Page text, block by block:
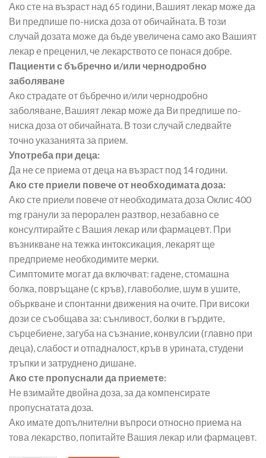
Ако сте на възраст над 65 години, Вашият лекар може да
Ви предпише по-ниска доза от обичайната. В този
случай дозата може да бъде увеличена само ако Вашият
лекар е преценил, че лекарството се понася добре.
Пациенти с бъбречно и/или чернодробно
заболяване
Ако страдате от бъбречно и/или чернодробно
заболяване, Вашият лекар може да Ви предпише по-
ниска доза от обичайната. В този случай следвайте
точно указанията за прием.
Употреба при деца:
Да не се приема от деца на възраст под 14 години.
Ако сте приели повече от необходимата доза:
Ако сте приели повече от необходимата доза Оклис 400
mg гранули за перорален разтвор, незабавно се
консултирайте с Вашия лекар или фармацевт. При
възникване на тежка интоксикация, лекарят ще
предприеме необходимите мерки.
Симптомите могат да включват: гадене, стомашна
болка, повръщане (с кръв), главоболие, шум в ушите,
объркване и спонтанни движения на очите. При високи
дози се съобщава за: сънливост, болки в гърдите,
сърцебиене, загуба на съзнание, конвулсии (главно при
деца), слабост и отпадналост, кръв в урината, студени
тръпки и затруднено дишане.
Ако сте пропуснали да приемете:
Не взимайте двойна доза, за да компенсирате
пропуснатата доза.
Ако имате допълнителни въпроси относно приема на
това лекарство, попитайте Вашия лекар или фармацевт.